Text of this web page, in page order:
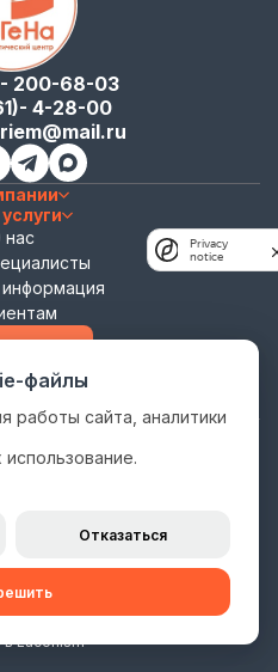
200-68-03
4-28-00
определяется Прейскурантом,
Публичной оферты.
консультация специалиста
Все права защищены
Laconism
файлы
работы сайта, аналитики
Отказаться
Privacy
notice